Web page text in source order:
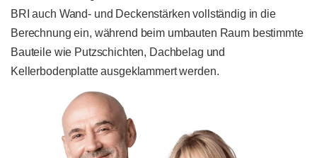
BRI auch Wand- und Deckenstärken vollständig in die
Berechnung ein, während beim umbauten Raum bestimmte
Bauteile wie Putzschichten, Dachbelag und
Kellerbodenplatte ausgeklammert werden.